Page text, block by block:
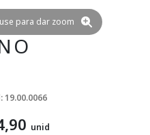
para dar zoom
19.00.0066
,90 unid